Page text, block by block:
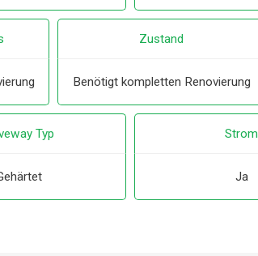
Zustand
Benötigt kompletten Renovierung
Typ Strom
Ja